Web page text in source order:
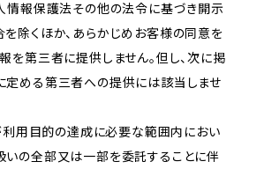
情報保護法その他の法令に基づき開示
除くほか、あらかじめお客様の同意を
を第三者に提供しません。但し、次に掲
定める第三者への提供には該当しませ
が利用目的の達成に必要な範囲内におい
の全部又は一部を委託することに伴